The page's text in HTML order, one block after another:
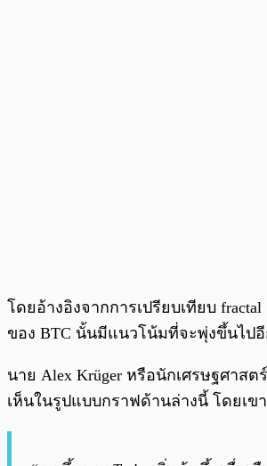
โดยอ้างอิงจากการเปรียบเทียบ
ของ BTC นั้นมีแนวโน้มที่จะพุ่งขึ้นไป
นาย Alex Krüger หรือนักเศรษฐศาส
เห็นในรูปแบบกราฟด้านล่างนี้ โดยเข